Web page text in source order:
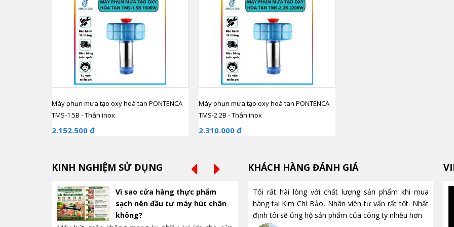
Máy phun mưa tạo oxy hoà tan PONTENCA
TMS-1.5B - Thân inox
2.152.500 đ
Máy phun mưa tạo oxy hoà tan PONTENCA
TMS-2.2B - Thân inox
2.310.000 đ
KINH NGHIỆM SỬ DỤNG
Vì sao cửa hàng thực phẩm
sạch nên đầu tư máy hút chân
không?
Máy hút chân không là gì?
Công dụng và cách hoạt động
chi tiết từ A-Z
KHÁCH HÀNG ĐÁNH GIÁ
Tôi rất hài lòng với chất lượng sản phẩm khi mua
hàng tại Kim Chí Bảo, Nhân viên tư vấn rất tốt. Nhất
định tôi sẽ ủng hộ sản phẩm của công ty nhiều hơn